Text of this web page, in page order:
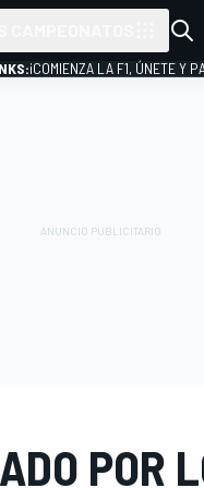
¡COMIENZA LA F1, ÚNETE Y
POR